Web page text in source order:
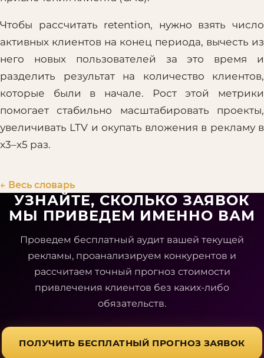
Чтобы рассчитать retention, нужно взять число
активных клиентов на конец периода, вычесть из
него новых пользователей за это время и
разделить результат на количество клиентов,
которые были в начале. Рост этой метрики
помогает стабильно масштабировать проекты,
увеличивать LTV и окупать вложения в рекламу в
x3–x5 раз.
← Весь словарь
УЗНАЙТЕ, СКОЛЬКО ЗАЯВОК
МЫ ПРИВЕДЕМ ИМЕННО ВАМ
Проведем бесплатный аудит вашей текущей
рекламы, проанализируем конкурентов и
рассчитаем точный прогноз стоимости
привлечения клиентов без каких-либо
обязательств.
ПОЛУЧИТЬ БЕСПЛАТНЫЙ ПРОГНОЗ ЗАЯВОК